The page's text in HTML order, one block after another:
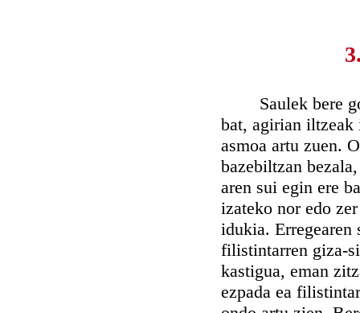
Saulek bere
bat, agirian iltzeak
asmoa artu zuen.
bazebiltzan
aren sui egin ere
izateko nor edo
idukia. Erregearen
filistintarren giza-
kastigua, eman
ezpada ea